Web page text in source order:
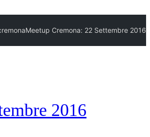
Meetup Cremona: 22 Settembre 2016
2016